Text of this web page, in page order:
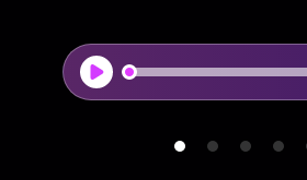
Macedonian